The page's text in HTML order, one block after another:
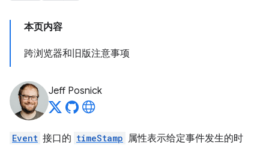
本页内容
跨浏览器和旧版注意事项
Jeff Posnick
Event 接口的 timeStamp 属性表示给定事件发生的时